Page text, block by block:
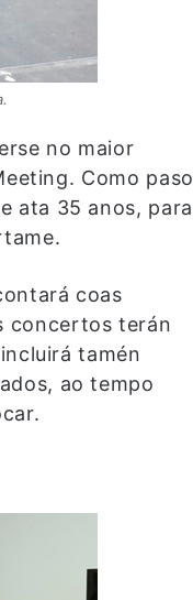
no maior
Como paso
ata 35 anos, para
coas
concertos terán
tamén
ao tempo